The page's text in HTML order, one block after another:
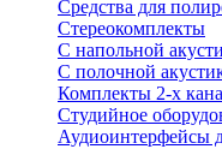
Средства для
Стереокомплекты
C напольной
C полочной
Комплекты 2-х
Студийное
Аудиоинтерфейсы